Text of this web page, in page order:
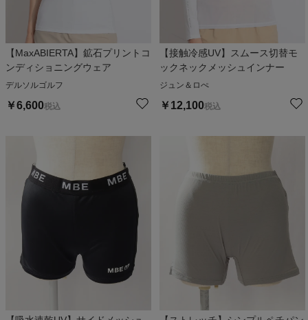
【MaxABIERTA】鉱石プリントコ
ンディショニングウェア
デルソルゴルフ
￥6,600税込
【接触冷感UV】スムース切替モ
ックネックメッシュインナー
ジュン＆ロぺ
￥ 12,100税込